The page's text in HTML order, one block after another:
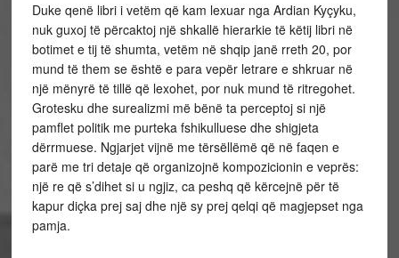
Duke qenë libri i vetëm që kam lexuar nga Ardian Kyçyku,
nuk guxoj të përcaktoj një shkallë hierarkie të këtij libri në
botimet e tij të shumta, vetëm në shqip janë rreth 20, por
mund të them se është e para vepër letrare e shkruar në
një mënyrë të tillë që lexohet, por nuk mund të ritregohet.
Grotesku dhe surealizmi më bënë ta perceptoj si një
pamflet politik me purteka fshikulluese dhe shigjeta
dërrmuese. Ngjarjet vijnë me tërsëllëmë që në faqen e
parë me tri detaje që organizojnë kompozicionin e veprës:
një re që s’dihet si u ngjiz, ca peshq që kërcejnë për të
kapur diçka prej saj dhe një sy prej qelqi që magjepset nga
pamja.